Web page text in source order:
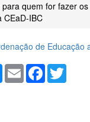
quem for fazer
CEaD-IBC
de Educação
Messenger
Email Facebook